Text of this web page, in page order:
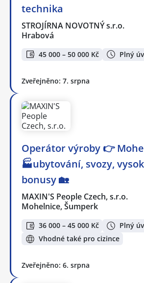
technika
STROJÍRNA NOVOTNÝ s.r.o.
Hrabová
45 000 – 50 000 Kč Plný
Zveřejněno: 7. srpna
Operátor výroby 👉
🏭ubytování, svozy,
bonusy 🏡
MAXIN'S People Czech, s.r.o.
Mohelnice, Šumperk
36 000 – 45 000 Kč
Plný
Vhodné také pro cizince
Zveřejněno: 6. srpna